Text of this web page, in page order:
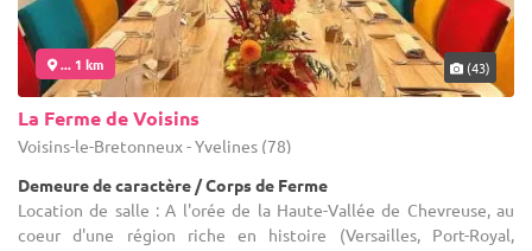
... 1 km (43)
La Ferme de Voisins
Voisins-le-Bretonneux - Yvelines (78)
Demeure de caractère / Corps de Ferme
Location de salle : A l'orée de la Haute-Vallée de Chevreuse, au
coeur d'une région riche en histoire (Versailles, Port-Royal,